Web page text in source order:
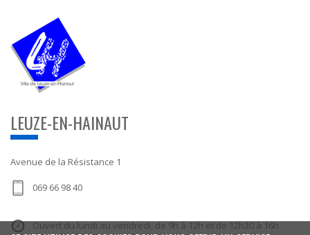
LEUZE-EN-HAINAUT
Avenue de la Résistance 1
069 66 98 40
Ouvert du lundi au vendredi, de 9h à 12h et de 12h30 à 16h